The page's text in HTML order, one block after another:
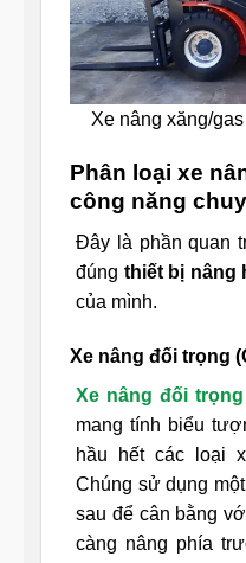
Xe nâng xăng/
Phân loại xe
công năng
Đây là phần quan
đúng thiết bị nâng
của mình.
Xe nâng đối trọng
Xe nâng đối trọng
mang tính biểu
hầu hết các loại
Chúng sử dụng
sau để cân bằng
càng nâng phía